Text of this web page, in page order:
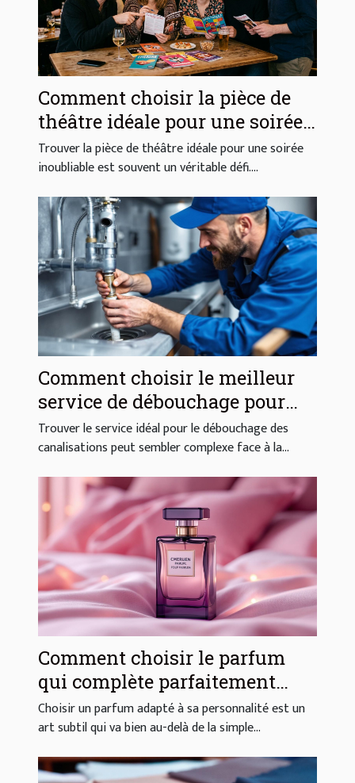
Comment choisir la pièce de
théâtre idéale pour une soirée
réussie ?
Trouver la pièce de théâtre idéale pour une soirée
inoubliable est souvent un véritable défi....
Comment choisir le meilleur
service de débouchage pour
vos canalisations ?
Trouver le service idéal pour le débouchage des
canalisations peut sembler complexe face à la...
Comment choisir le parfum
qui complète parfaitement
votre style ?
Choisir un parfum adapté à sa personnalité est un
art subtil qui va bien au-delà de la simple...